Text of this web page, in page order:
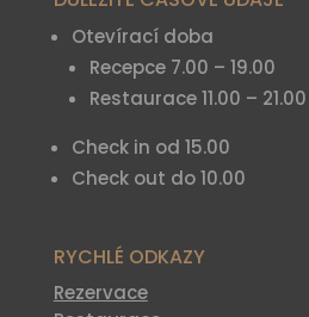
Otevírací doba
Recepce 7.00 – 19.00
Restaurace 11.00 – 21.00
Check in od 15.00
Check out do 10.00
RYCHLÉ ODKAZY
Rezervace